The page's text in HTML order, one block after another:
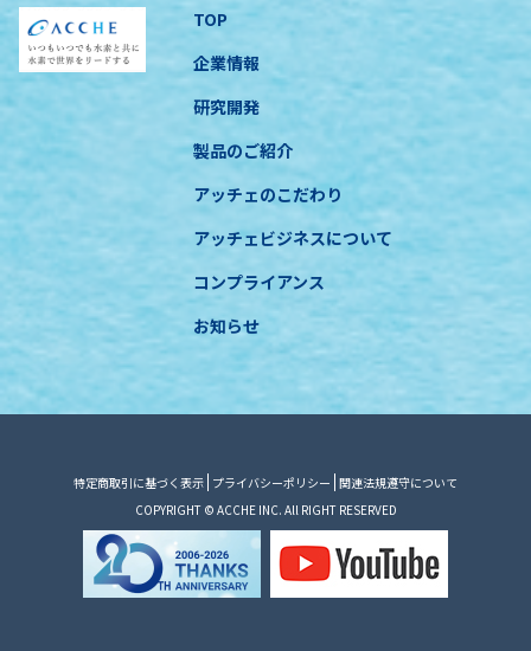
TOP
企業情報
研究開発
製品のご紹介
アッチェのこだわり
アッチェビジネスについて
コンプライアンス
お知らせ
特定商取引に基づく表示 プライバシーポリシー 関連法規遵守について
COPYRIGHT © ACCHE INC. All RIGHT RESERVED